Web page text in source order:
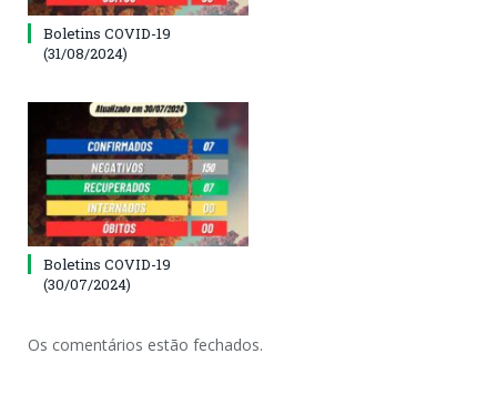
Boletins COVID-19
(31/08/2024)
Boletins COVID-19
(30/07/2024)
Os comentários estão fechados.